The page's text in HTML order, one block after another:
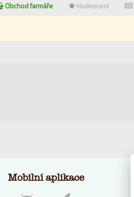
Obchod farmáře Hodnocení
Mobilní aplikace